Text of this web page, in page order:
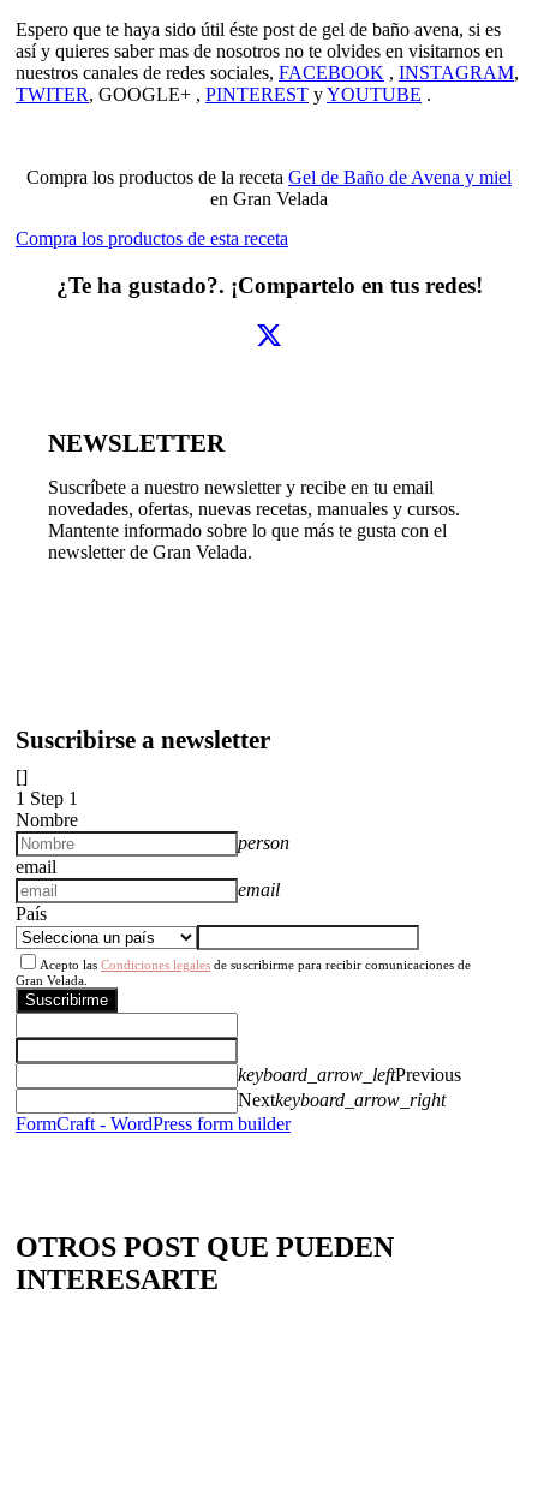
Espero que te haya sido útil éste post de gel de baño avena, si es
así y quieres saber mas de nosotros no te olvides en visitarnos en
nuestros canales de redes sociales, FACEBOOK , INSTAGRAM,
TWITER, GOOGLE+ , PINTEREST yYOUTUBE .
Compra los productos de la receta Gel de Baño de Avena y miel
en Gran Velada
Compra los productos de esta receta
¿Te ha gustado?. ¡Compartelo en tus redes!
NEWSLETTER
Suscríbete a nuestro newsletter y recibe en tu email
novedades, ofertas, nuevas recetas, manuales y cursos.
Mantente informado sobre lo que más te gusta con el
newsletter de Gran Velada.
Suscribirse a newsletter
[]
1 Step 1
Nombre
person
email
email
País
Acepto las Condiciones legales de suscribirme para recibir comunicaciones de
Gran Velada.
Suscribirme
keyboard_arrow_leftPrevious
Nextkeyboard_arrow_right
FormCraft - WordPress form builder
OTROS POST QUE PUEDEN
INTERESARTE